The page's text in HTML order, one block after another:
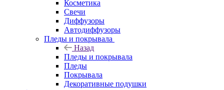
Косметика
Свечи
Диффузоры
Автодиффузоры
Пледы и покрывала
Назад
Пледы и покрывала
Пледы
Покрывала
Декоративные подушки